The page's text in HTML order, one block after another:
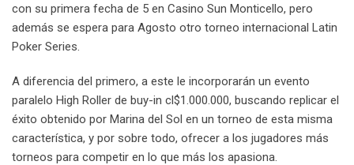
con su primera fecha de 5 en Casino Sun Monticello, pero
además se espera para Agosto otro torneo internacional Latin
Poker Series.
A diferencia del primero, a este le incorporarán un evento
paralelo High Roller de buy-in cl$1.000.000, buscando replicar el
éxito obtenido por Marina del Sol en un torneo de esta misma
característica, y por sobre todo, ofrecer a los jugadores más
torneos para competir en lo que más los apasiona.